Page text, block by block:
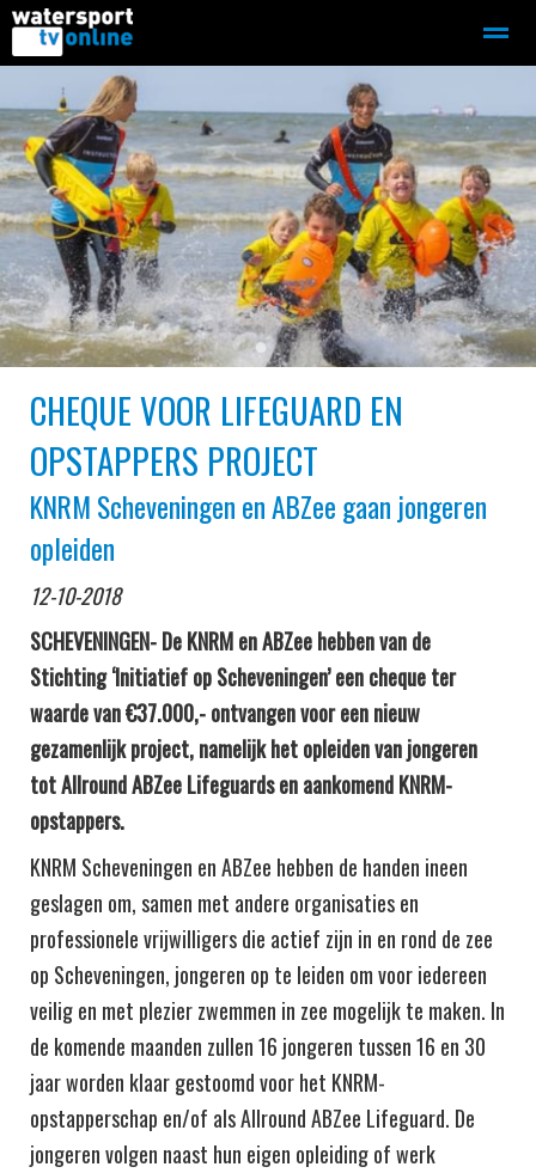
Zeilen Motorboot-sloep Redactie
Home Contact Bellen Zoeken
●●
CHEQUE VOOR LIFEGUARD EN
OPSTAPPERS PROJECT
KNRM Scheveningen en ABZee gaan jongeren
opleiden
12-10-2018
SCHEVENINGEN- De KNRM en ABZee hebben van de
Stichting ‘Initiatief op Scheveningen’ een cheque ter
waarde van €37.000,- ontvangen voor een nieuw
gezamenlijk project, namelijk het opleiden van jongeren
tot Allround ABZee Lifeguards en aankomend KNRM-
opstappers.
KNRM Scheveningen en ABZee hebben de handen ineen
geslagen om, samen met andere organisaties en
professionele vrijwilligers die actief zijn in en rond de zee
op Scheveningen, jongeren op te leiden om voor iedereen
veilig en met plezier zwemmen in zee mogelijk te maken. In
de komende maanden zullen 16 jongeren tussen 16 en 30
jaar worden klaar gestoomd voor het KNRM-
opstapperschap en/of als Allround ABZee Lifeguard. De
jongeren volgen naast hun eigen opleiding of werk